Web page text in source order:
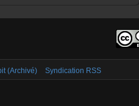
(Archivé) Syndication RSS